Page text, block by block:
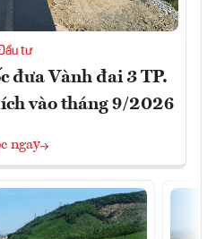
tư
đưa Vành đai 3 TP.
vào tháng 9/2026
ngay